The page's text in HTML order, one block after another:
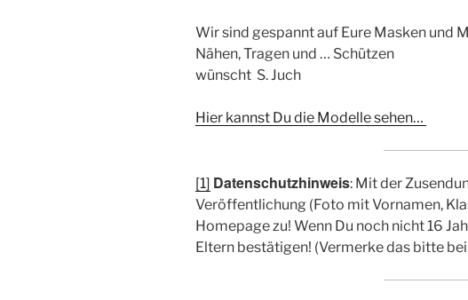
Wir sind gespannt auf Eure Masken und
Nähen, Tragen und … Schützen
wünscht S. Juch
Hier kannst Du die Modelle sehen…
[1] Datenschutzhinweis: Mit der
Veröffentlichung (Foto mit Vornamen,
Homepage zu! Wenn Du noch nicht 16
Eltern bestätigen! (Vermerke das bitte